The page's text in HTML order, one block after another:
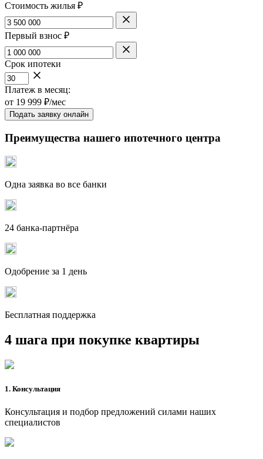
Стоимость жилья ₽
Первый взнос ₽
Срок ипотеки
Платеж в месяц:
от 19 999 ₽/мес
Подать заявку онлайн
Преимущества нашего ипотечного центра
Одна заявка во все банки
24 банка-партнёра
Одобрение за 1 день
Бесплатная поддержка
4 шага при покупке квартиры
1. Консультация
Консультация и подбор предложений силами наших
специалистов